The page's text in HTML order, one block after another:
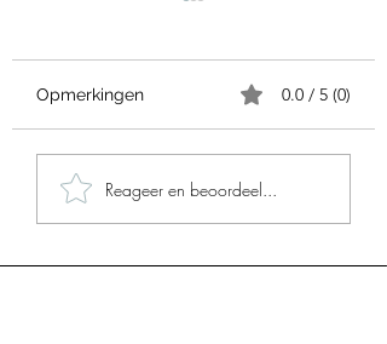
Special Guest: Naomi
Vona
Opmerkingen 0.0 / 5 (0)
Reageer en beoordeel...